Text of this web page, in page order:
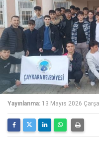
Yayınlanma: 13 Mayıs 2026